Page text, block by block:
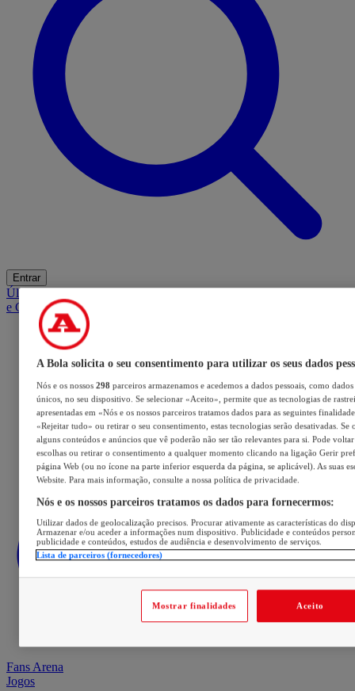
Entrar
ÚltimasMercadoOpiniãoiGaming HubA BOLA SUGEREBarba
e Cabelo
Fans Arena
Jogos
A Bola solicita o seu consentimento para utilizar os seus dados
Nós e os nossos 298 parceiros armazenamos e acedemos a dados pessoais, como
únicos, no seu dispositivo. Se selecionar «Aceito», permite que as tecnologias de
apresentadas em «Nós e os nossos parceiros tratamos dados para as seguintes
«Rejeitar tudo» ou retirar o seu consentimento, estas tecnologias serão desativadas. Se
alguns conteúdos e anúncios que vê poderão não ser tão relevantes para si. Pode voltar
escolhas ou retirar o consentimento a qualquer momento clicando na ligação Gerir
página Web (ou no ícone na parte inferior esquerda da página, se aplicável). As suas
Website. Para mais informação, consulte a nossa política de privacidade.
Nós e os nossos parceiros tratamos os dados para fornecermos:
Utilizar dados de geolocalização precisos. Procurar ativamente as características do
Armazenar e/ou aceder a informações num dispositivo. Publicidade e conteúdos
publicidade e conteúdos, estudos de audiência e desenvolvimento de serviços.
Lista de parceiros (fornecedores)
Mostrar finalidades Aceito